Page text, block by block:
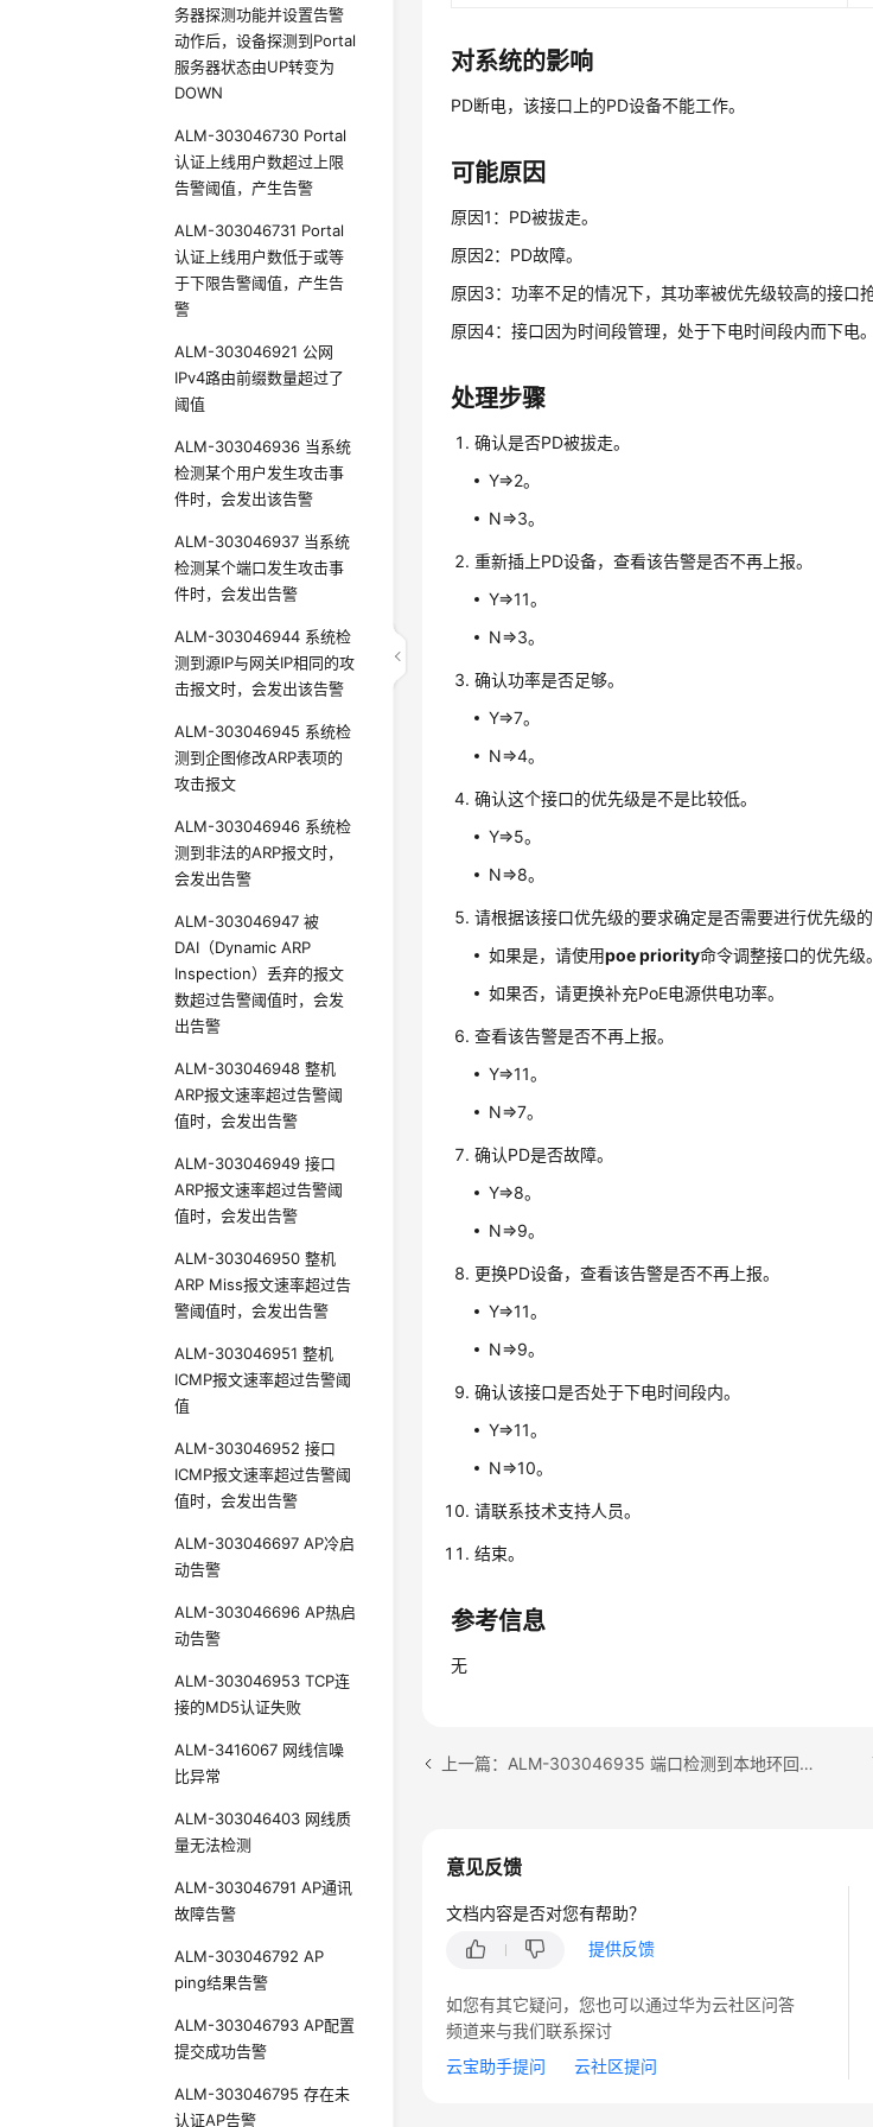
务器探测功能并设置告警
动作后，设备探测到Portal
服务器状态由UP转变为
DOWN
ALM-303046730 Portal
认证上线用户数超过上限
告警阈值，产生告警
ALM-303046731 Portal
认证上线用户数低于或等
于下限告警阈值，产生告
警
ALM-303046921 公网
IPv4路由前缀数量超过了
阈值
ALM-303046936 当系统
检测某个用户发生攻击事
件时，会发出该告警
ALM-303046937 当系统
检测某个端口发生攻击事
件时，会发出告警
ALM-303046944 系统检
测到源IP与网关IP相同的攻
击报文时，会发出该告警
ALM-303046945 系统检
测到企图修改ARP表项的
攻击报文
ALM-303046946 系统检
测到非法的ARP报文时，
会发出告警
ALM-303046947 被
DAI（Dynamic ARP
Inspection）丢弃的报文
数超过告警阈值时，会发
出告警
ALM-303046948 整机
ARP报文速率超过告警阈
值时，会发出告警
ALM-303046949 接口
ARP报文速率超过告警阈
值时，会发出告警
ALM-303046950 整机
ARP Miss报文速率超过告
警阈值时，会发出告警
ALM-303046951 整机
ICMP报文速率超过告警阈
值
ALM-303046952 接口
ICMP报文速率超过告警阈
值时，会发出告警
ALM-303046697 AP冷启
动告警
ALM-303046696 AP热启
动告警
ALM-303046953 TCP连
接的MD5认证失败
ALM-3416067 网线信噪
比异常
ALM-303046403 网线质
量无法检测
ALM-303046791 AP通讯
故障告警
ALM-303046792 AP
ping结果告警
ALM-303046793 AP配置
提交成功告警
ALM-303046795 存在未
认证AP告警
对系统的影响
PD断电，该接口上的PD设备不能工作。
可能原因
原因1：PD被拔走。
原因2：PD故障。
原因3：功率不足的情况下，其功率被优先级较高的接口抢
原因4：接口因为时间段管理，处于下电时间段内而下电。
处理步骤
确认是否PD被拔走。
Y=>2。
N=>3。
重新插上PD设备，查看该告警是否不再上报。
Y=>11。
N=>3。
确认功率是否足够。
Y=>7。
N=>4。
确认这个接口的优先级是不是比较低。
Y=>5。
N=>8。
请根据该接口优先级的要求确定是否需要进行优先级的
如果是，请使用poe priority命令调整接口的优先级。
如果否，请更换补充PoE电源供电功率。
查看该告警是否不再上报。
Y=>11。
N=>7。
确认PD是否故障。
Y=>8。
N=>9。
更换PD设备，查看该告警是否不再上报。
Y=>11。
N=>9。
确认该接口是否处于下电时间段内。
Y=>11。
N=>10。
请联系技术支持人员。
结束。
参考信息
无
上一篇：ALM-303046935 端口检测到本地环回后，阻塞端口并触发告警
意见反馈
文档内容是否对您有帮助？
提供反馈
如您有其它疑问，您也可以通过华为云社区问答
频道来与我们联系探讨
云宝助手提问
云社区提问